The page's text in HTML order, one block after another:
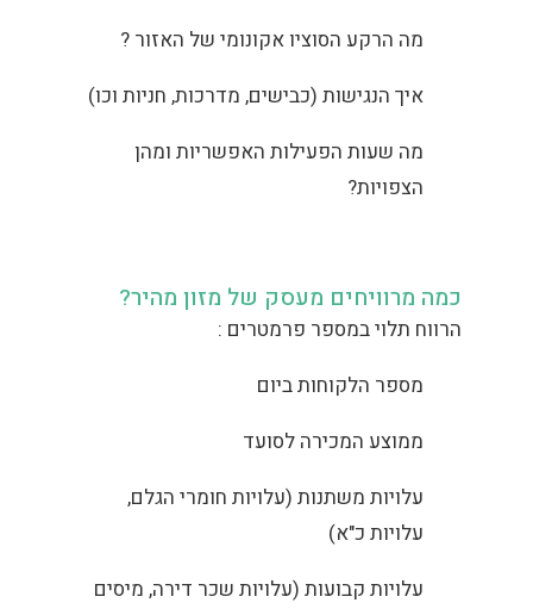
מה הרקע הסוציו אקונומי של האזור ?
איך הנגישות (כבישים, מדרכות, חניות וכו)
מה שעות הפעילות האפשריות ומהן
הצפויות?
כמה מרוויחים מעסק של מזון מהיר?
הרווח תלוי במספר פרמטרים :
מספר הלקוחות ביום
ממוצע המכירה לסועד
עלויות משתנות (עלויות חומרי הגלם,
עלויות כ"א)
עלויות קבועות (עלויות שכר דירה, מיסים